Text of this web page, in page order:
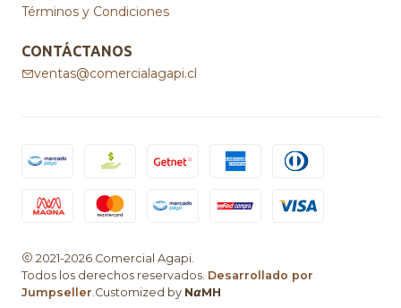
Términos y Condiciones
CONTÁCTANOS
ventas@comercialagapi.cl
2021-2026 Comercial Agapi.
Todos los derechos reservados. Desarrollado por
Jumpseller.Customized by N𝞪MH